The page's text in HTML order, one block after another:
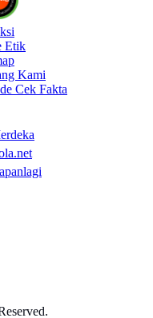
Etik
Kami
Cek Fakta